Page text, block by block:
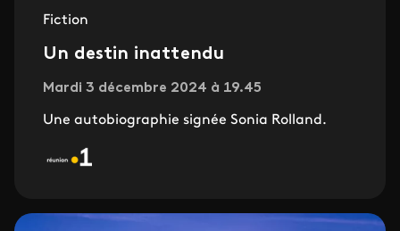
Fiction
Un destin inattendu
Mardi 3 décembre 2024 à 19.45
Une autobiographie signée Sonia Rolland.